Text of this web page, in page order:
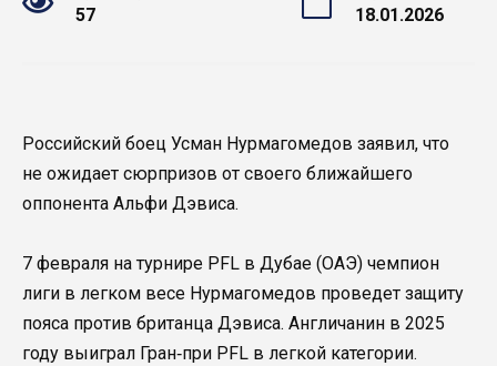
57 18.01.2026
Российский боец Усман Нурмагомедов заявил, что
не ожидает сюрпризов от своего ближайшего
оппонента Альфи Дэвиса.
7 февраля на турнире PFL в Дубае (ОАЭ) чемпион
лиги в легком весе Нурмагомедов проведет защиту
пояса против британца Дэвиса. Англичанин в 2025
году выиграл Гран‑при PFL в легкой категории.